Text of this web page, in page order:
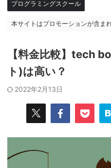
プログラミングスクール
本サイトはプロモーションが含ま
【料金比較】tech
ト)は高い？
2022年2月13日